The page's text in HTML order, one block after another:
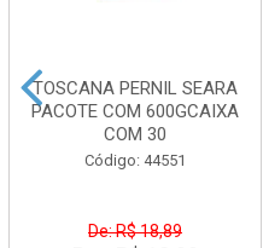
TOSCANA PERNIL SEARA
PACOTE COM 600GCAIXA
COM 30
Código: 44551
De: R$ 18,89